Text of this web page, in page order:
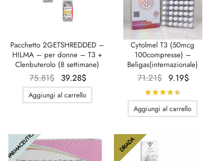
Pacchetto 2GETSHREDDED –
HILMA – per donne – T3 +
Clenbuterolo (8 settimane)
75.81$
Il
prezzo
originale
39.28$
prezzo
attuale
Aggiungi al carrello
Cytolmel T3 (50mcg
100compresse) –
Beligas(internazionale)
71.21$
Il
prezzo
originale
era:
9.19$
attuale
Aggiungi al carrello
FARMACEUTICA DRIADA